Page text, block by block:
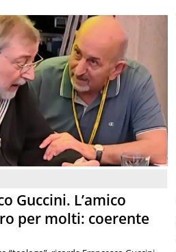
Guccini. L’amico
per molti: coerente